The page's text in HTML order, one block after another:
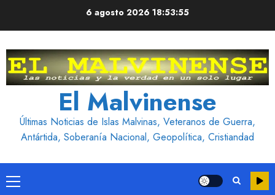
6 agosto 202618:53:57
El Malvinense
Últimas Noticias de Islas Malvinas, Veteranos de Guerra,
Antártida, Soberanía Nacional, Geopolítica, Cristiandad
Menú